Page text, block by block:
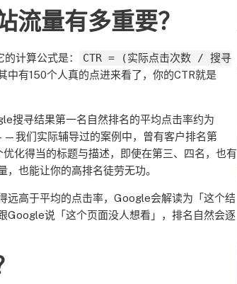
流量有多重要？
计算公式是：
CTR = (实际点击次数 / 搜寻
有150个人真的点进来看了，你的CTR就是
搜寻结果第一名自然排名的平均点击率约为
我们实际辅导过的案例中，曾有客户排名第
化得当的标题与描述，即使在第三、四名，也有
也能让你的高排名徒劳无功。
远高于平均的点击率，Google会解读为「这个结
Google说「这个页面没人想看」，排名自然会逐